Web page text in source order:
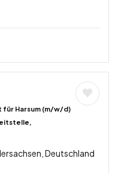
Harsum (m/w/d)
Deutschland